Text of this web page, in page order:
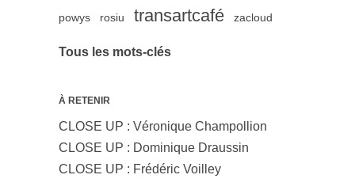
powys
rosiu transartcafé zacloud
Tous les mots-clés
À RETENIR
CLOSE UP : Véronique Champollion
CLOSE UP : Dominique Draussin
CLOSE UP : Frédéric Voilley